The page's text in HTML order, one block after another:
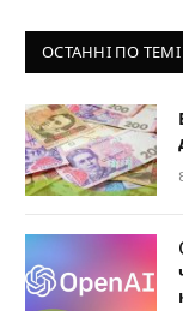
ОСТАННІ ПО ТЕМІ